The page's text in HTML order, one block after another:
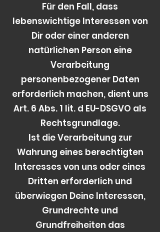
Für den Fall, dass
lebenswichtige Interessen von
Dir oder einer anderen
natürlichen Person eine
Verarbeitung
personenbezogener Daten
erforderlich machen, dient uns
Art. 6 Abs. 1 lit. d EU-DSGVO als
Rechtsgrundlage.
Ist die Verarbeitung zur
Wahrung eines berechtigten
Interesses von uns oder eines
Dritten erforderlich und
überwiegen Deine Interessen,
Grundrechte und
Grundfreiheiten das